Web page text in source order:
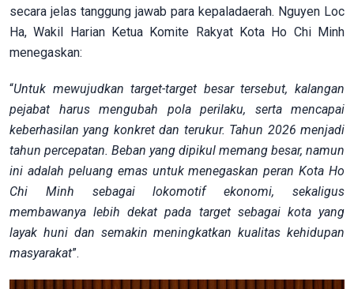
secara jelas tanggung jawab para kepaladaerah. Nguyen Loc
Ha, Wakil Harian Ketua Komite Rakyat Kota Ho Chi Minh
menegaskan:
“Untuk mewujudkan target-target besar tersebut, kalangan
pejabat harus mengubah pola perilaku, serta mencapai
keberhasilan yang konkret dan terukur. Tahun 2026 menjadi
tahun percepatan. Beban yang dipikul memang besar, namun
ini adalah peluang emas untuk menegaskan peran Kota Ho
Chi Minh sebagai lokomotif ekonomi, sekaligus
membawanya lebih dekat pada target sebagai kota yang
layak huni dan semakin meningkatkan kualitas kehidupan
masyarakat”.